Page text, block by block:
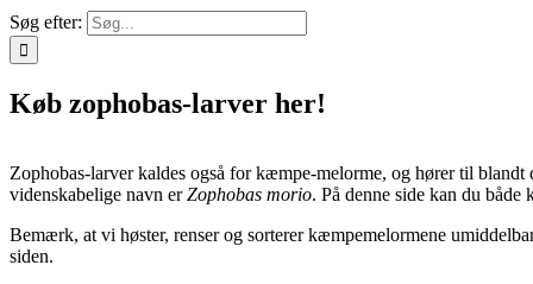
Søg efter:
Køb zophobas-larver her!
Zophobas-larver kaldes også for kæmpe-melorme, og hører til
videnskabelige navn erZophobas morio. På denne side kan du
Bemærk, at vi høster, renser og sorterer kæmpemelormene
siden.